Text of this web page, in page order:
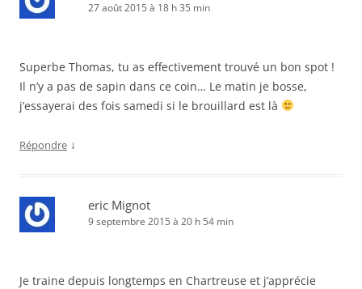
27 août 2015 à 18 h 35 min
Superbe Thomas, tu as effectivement trouvé un bon spot !
Il n’y a pas de sapin dans ce coin… Le matin je bosse,
j’essayerai des fois samedi si le brouillard est là
Répondre ↓
eric Mignot
9 septembre 2015 à 20 h 54 min
Je traine depuis longtemps en Chartreuse et j’apprécie